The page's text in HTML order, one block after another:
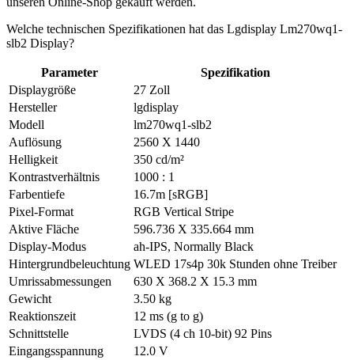
Welche technischen Spezifikationen hat das Lgdisplay Lm270wq1-
slb2 Display?
Parameter
Spezifikation
Displaygröße
27 Zoll
Hersteller
lgdisplay
Modell
lm270wq1-slb2
Auflösung
2560 X 1440
Helligkeit
350 cd/m²
Kontrastverhältnis
1000 : 1
Farbentiefe
16.7m [sRGB]
Pixel-Format
RGB Vertical Stripe
Aktive Fläche
596.736 X 335.664 mm
Display-Modus
ah-IPS, Normally Black
Hintergrundbeleuchtung WLED 17s4p 30k Stunden ohne Treiber
Umrissabmessungen
630 X 368.2 X 15.3 mm
Gewicht
3.50 kg
Reaktionszeit
12 ms (g to g)
Schnittstelle
LVDS (4 ch 10-bit) 92 Pins
Eingangsspannung
12.0 V